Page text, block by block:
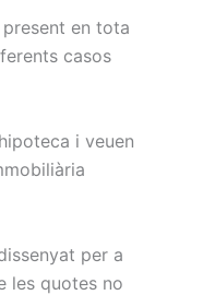
en tota
casos
i veuen
per a
les quotes no